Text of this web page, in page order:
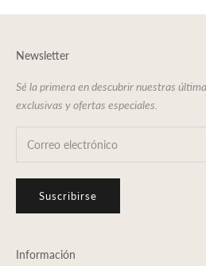
Newsletter
Sé la primera en descubrir nuestras
exclusivas y ofertas especiales.
Suscribirse
Información